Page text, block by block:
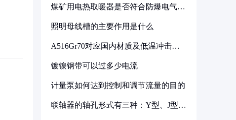
煤矿用电热取暖器是否符合防爆电气设
照明母线槽的主要作用是什么
A516Gr70对应国内材质及低温冲击要
镀镍钢带可以过多少电流
计量泵如何达到控制和调节流量的目的
联轴器的轴孔形式有三种：Y型、J型、